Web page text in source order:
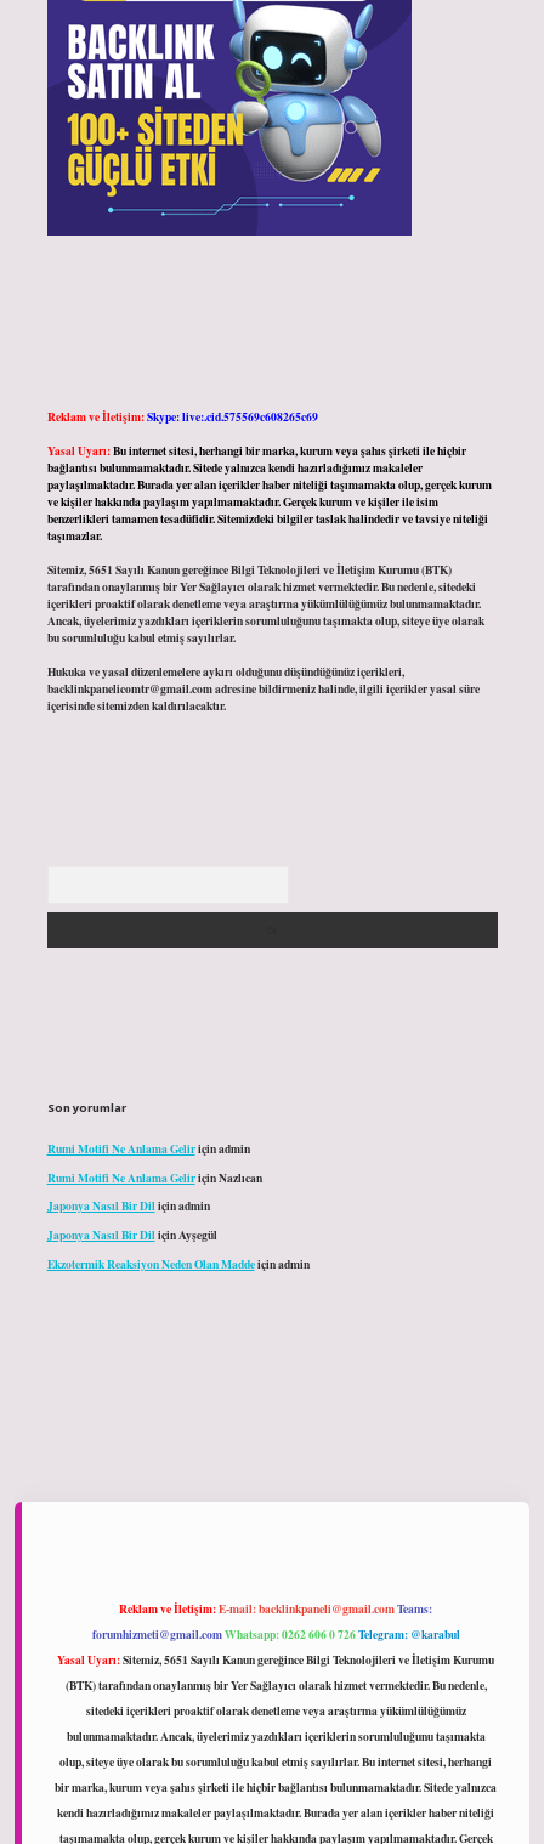
Reklam ve İletişim:Skype: live:.cid.575569c608265c69
Yasal Uyarı:Bu internet sitesi, herhangi bir marka, kurum veya şahıs şirketi ile hiçbir
bağlantısı bulunmamaktadır. Sitede yalnızca kendi hazırladığımız makaleler
paylaşılmaktadır. Burada yer alan içerikler haber niteliği taşımamakta olup, gerçek kurum
ve kişiler hakkında paylaşım yapılmamaktadır. Gerçek kurum ve kişiler ile isim
benzerlikleri tamamen tesadüfidir. Sitemizdeki bilgiler taslak halindedir ve tavsiye niteliği
taşımazlar.
Sitemiz, 5651 Sayılı Kanun gereğince Bilgi Teknolojileri ve İletişim Kurumu (BTK)
tarafından onaylanmış bir Yer Sağlayıcı olarak hizmet vermektedir. Bu nedenle, sitedeki
içerikleri proaktif olarak denetleme veya araştırma yükümlülüğümüz bulunmamaktadır.
Ancak, üyelerimiz yazdıkları içeriklerin sorumluluğunu taşımakta olup, siteye üye olarak
bu sorumluluğu kabul etmiş sayılırlar.
Hukuka ve yasal düzenlemelere aykırı olduğunu düşündüğünüz içerikleri,
backlinkpanelicomtr@gmail.comadresine bildirmeniz halinde, ilgili içerikler yasal süre
içerisinde sitemizden kaldırılacaktır.
Son yorumlar
Rumi Motifi Ne Anlama Geliriçinadmin
Rumi Motifi Ne Anlama GeliriçinNazlıcan
Japonya Nasıl Bir Diliçinadmin
Japonya Nasıl Bir DiliçinAyşegül
Ekzotermik Reaksiyon Neden Olan Maddeiçinadmin
Reklam ve İletişim:E-mail:backlinkpaneli@gmail.comTeams:
forumhizmeti@gmail.comWhatsapp: 0262 606 0 726Telegram: @karabul
Yasal Uyarı:Sitemiz, 5651 Sayılı Kanun gereğince Bilgi Teknolojileri ve İletişim Kurumu
(BTK) tarafından onaylanmış bir Yer Sağlayıcı olarak hizmet vermektedir. Bu nedenle,
sitedeki içerikleri proaktif olarak denetleme veya araştırma yükümlülüğümüz
bulunmamaktadır. Ancak, üyelerimiz yazdıkları içeriklerin sorumluluğunu taşımakta
olup, siteye üye olarak bu sorumluluğu kabul etmiş sayılırlar. Bu internet sitesi, herhangi
bir marka, kurum veya şahıs şirketi ile hiçbir bağlantısı bulunmamaktadır. Sitede yalnızca
kendi hazırladığımız makaleler paylaşılmaktadır. Burada yer alan içerikler haber niteliği
taşımamakta olup, gerçek kurum ve kişiler hakkında paylaşım yapılmamaktadır. Gerçek